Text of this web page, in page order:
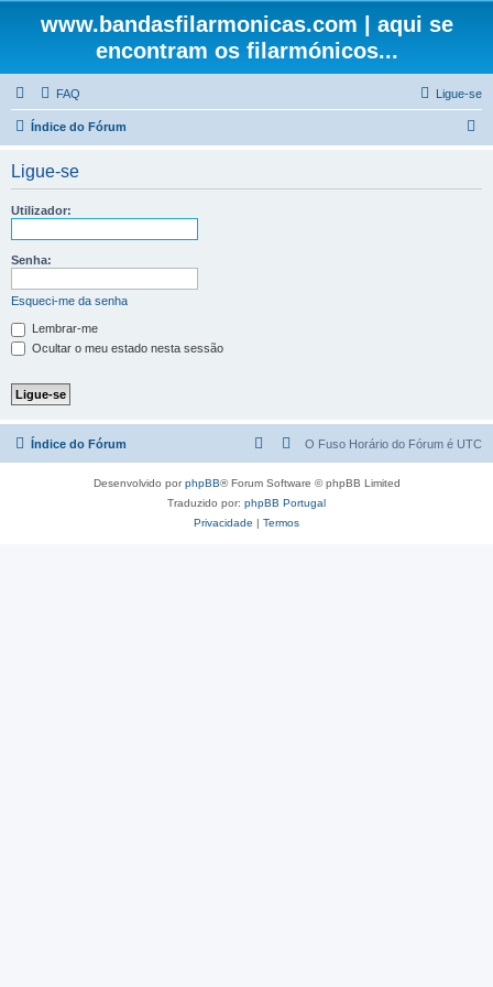
www.bandasfilarmonicas.com | aqui se
encontram os filarmónicos...
FAQ Ligue-se
Índice do Fórum
Ligue-se
Utilizador:
Senha:
Esqueci-me da senha
Lembrar-me
Ocultar o meu estado nesta sessão
Índice do Fórum O Fuso Horário do Fórum é UTC
Desenvolvido porphpBB® Forum Software © phpBB Limited
Traduzido por: phpBB Portugal
Privacidade | Termos